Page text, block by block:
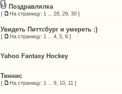
Поздравлялка
[ На страницу: 1 ...28 ,29 ,30 ]
Увидеть Питтсбург и умереть :)
[ На страницу: 1 ...4 ,5 ,6 ]
Yahoo Fantasy Hockey
Теннис
[ На страницу: 1 ...9 10 11 ]